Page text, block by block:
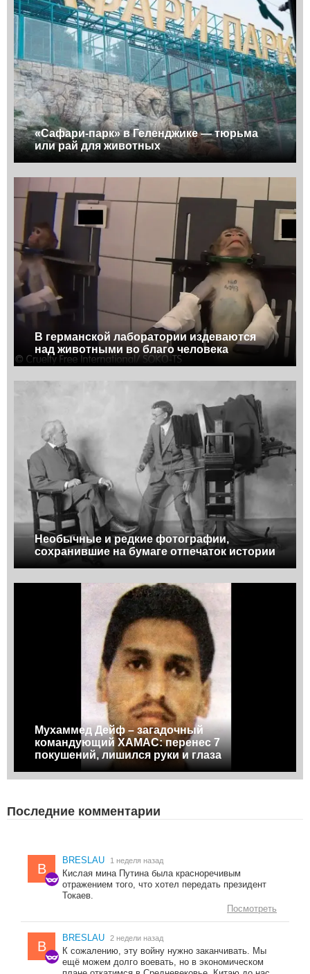
«Сафари-парк» в Геленджике — тюрьма
или рай для животных
В германской лаборатории издеваются
над животными во благо человека
Необычные и редкие фотографии,
сохранившие на бумаге отпечаток истории
Мухаммед Дейф – загадочный
командующий ХАМАС: перенес 7
покушений, лишился руки и глаза
Последние комментарии
B
BRESLAU 1 неделя назад
Кислая мина Путина была красноречивым
отражением того, что хотел передать президент
Токаев.
Посмотреть
B
BRESLAU 2 недели назад
К сожалению, эту войну нужно заканчивать. Мы
ещё можем долго воевать, но в экономическом